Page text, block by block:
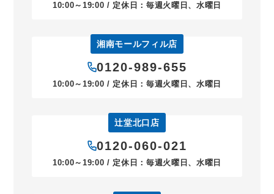
10:00～19:00 / 定休日：毎週火曜日、水曜日
湘南モールフィル店
0120-989-655
10:00～19:00 / 定休日：毎週火曜日、水曜日
辻堂北口店
0120-060-021
10:00～19:00 / 定休日：毎週火曜日、水曜日